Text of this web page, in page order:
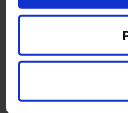
Rattle
amb Pep
18març2027